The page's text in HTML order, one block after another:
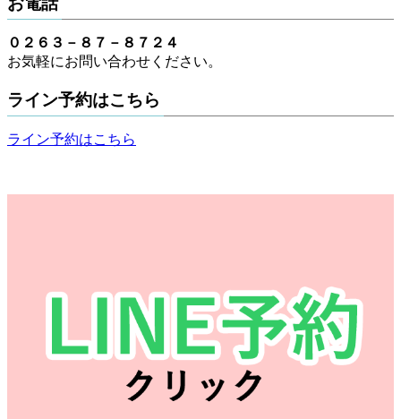
０２６３－８７－８７２４
お気軽にお問い合わせください。
ライン予約はこちら
ライン予約はこちら